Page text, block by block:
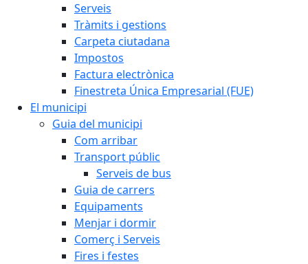
Serveis
Tràmits i gestions
Carpeta ciutadana
Impostos
Factura electrònica
Finestreta Única Empresarial (FUE)
El municipi
Guia del municipi
Com arribar
Transport públic
Serveis de bus
Guia de carrers
Equipaments
Menjar i dormir
Comerç i Serveis
Fires i festes